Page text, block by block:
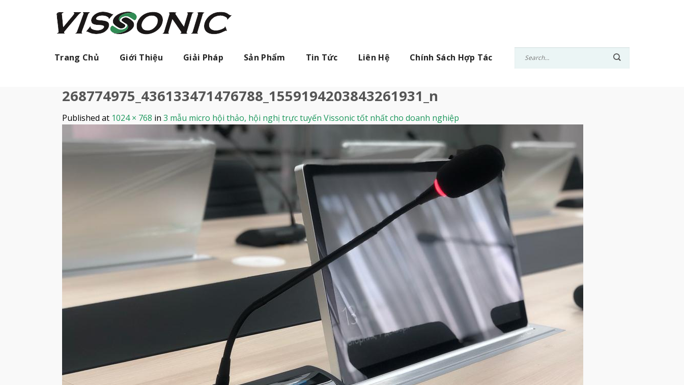
Trang Chủ Giới Thiệu Giải Pháp Sản Phẩm Tin Tức Liên Hệ Chính Sách Hợp Tác
268774975_436133471476788_1559194203843261931_n
Published at 1024 × 768 in 3 mẫu micro hội thảo, hội nghị trực tuyến Vissonic tốt nhất cho doanh nghiệp